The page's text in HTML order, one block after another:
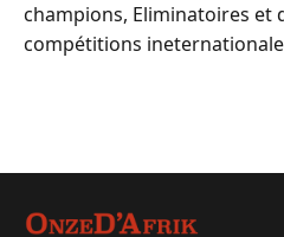
champions, Eliminatoires et
compétitions